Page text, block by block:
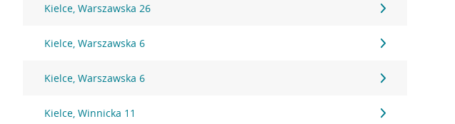
Kielce, Warszawska 26
Kielce, Warszawska 6
Kielce, Warszawska 6
Kielce, Winnicka 11